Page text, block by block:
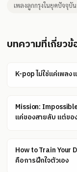
เพลงลูกกรุงในยุคปัจจุบัน
บทความที่เกี่ยวข้
K-pop ไม่ใช่แค่เพล
Mission:
แค่ของสายลับ แต่ขอ
How to Train Your
คือการฝึกใจตัวเอง